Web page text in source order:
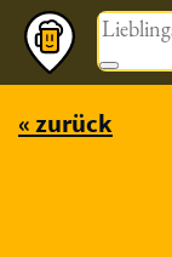
« zurück